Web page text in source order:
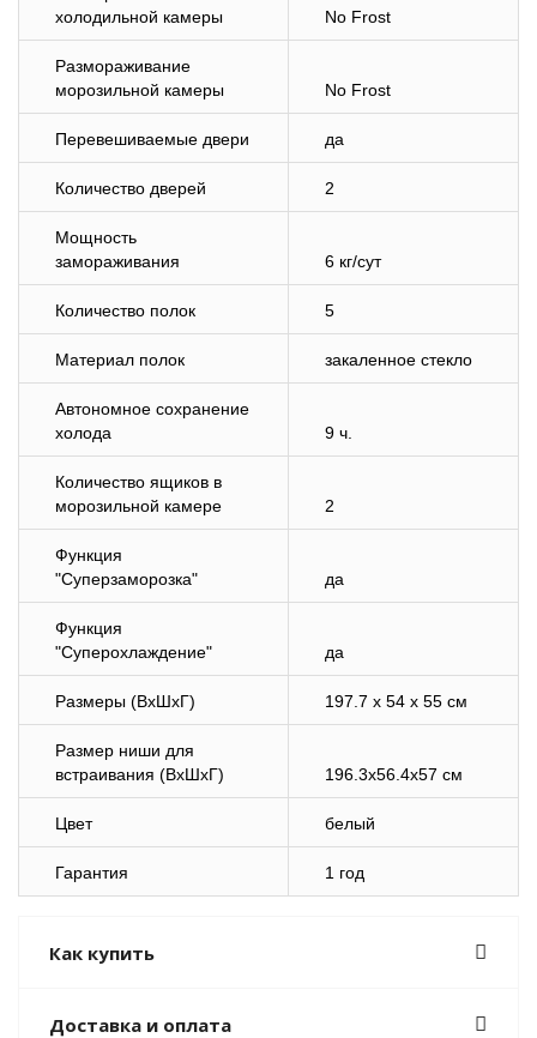
холодильной камеры
No Frost
Размораживание
морозильной камеры
No Frost
Перевешиваемые двери да
Количество дверей 2
Мощность
замораживания
6 кг/сут
Количество полок 5
Материал полок закаленное стекло
Автономное сохранение
холода
9 ч.
Количество ящиков в
морозильной камере
2
Функция
"Суперзаморозка"
да
Функция
"Суперохлаждение"
да
Размеры (ВхШхГ) 197.7 x 54 x 55 см
Размер ниши для
встраивания (ВхШхГ)
196.3x56.4x57 см
Цвет белый
Гарантия 1 год
Как купить
Доставка и оплата